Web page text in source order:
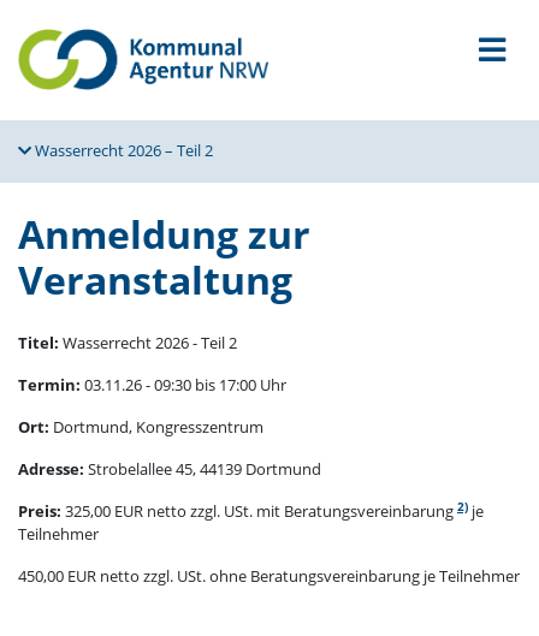
Wasser­recht 2026 – Teil 2
Anmeldung zur
Veranstaltung
Titel: Wasserrecht 2026 - Teil 2
Termin: 03.11.26 - 09:30 bis 17:00 Uhr
Ort: Dortmund, Kongresszentrum
Adresse: Strobelallee 45, 44139 Dortmund
Preis: 325,00 EUR netto zzgl. USt. mit Beratungsvereinbarung 2) je
Teilnehmer
450,00 EUR netto zzgl. USt. ohne Beratungsvereinbarung je Teilnehmer